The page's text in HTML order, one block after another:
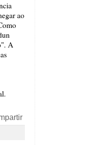
ao
A